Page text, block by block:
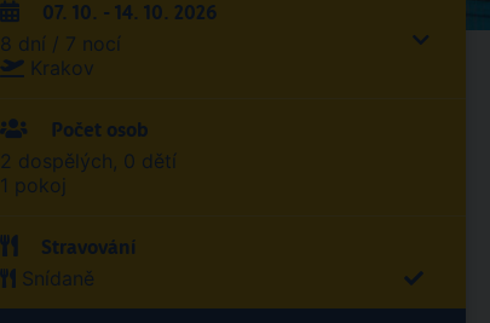
07. 10. - 14. 10. 2026
8 dní / 7 nocí
Krakov
Počet osob
2 dospělých, 0 dětí
1 pokoj
Stravování
Snídaně